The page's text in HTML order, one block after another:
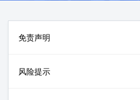
免责声明
风险提示